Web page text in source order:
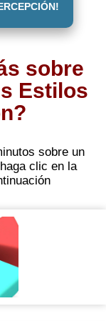
sobre
Estilos
sobre un
clic en la